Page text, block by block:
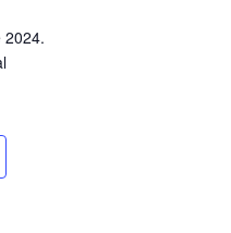
2024.